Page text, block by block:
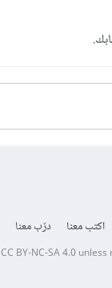
اكتب معنا درّب معنا
CC BY-NC-SA 4.0unless